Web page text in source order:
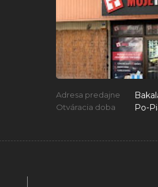
Adresa predajne
Otváracia doba Po-